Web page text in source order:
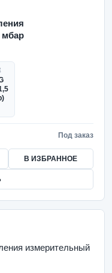
Под заказ
В ИЗБРАННОЕ